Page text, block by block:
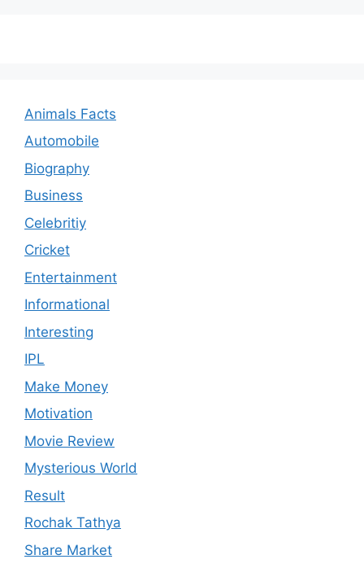
Animals Facts
Automobile
Biography
Business
Celebritiy
Cricket
Entertainment
Informational
Interesting
IPL
Make Money
Motivation
Movie Review
Mysterious World
Result
Rochak Tathya
Share Market